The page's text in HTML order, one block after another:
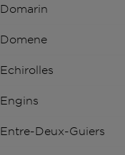
Domarin
Domene
Echirolles
Engins
Entre-Deux-Guiers